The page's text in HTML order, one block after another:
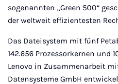
sogenannten „Green 500“
der weltweit effizientesten
Das Dateisystem mit fünf
142.656 Prozessorkernen und
Lenovo in Zusammenarbeit
Datensysteme GmbH